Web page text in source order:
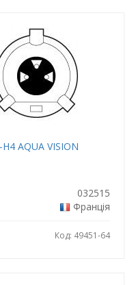
AQUA VISION
032515
Франція
Код: 49451-64